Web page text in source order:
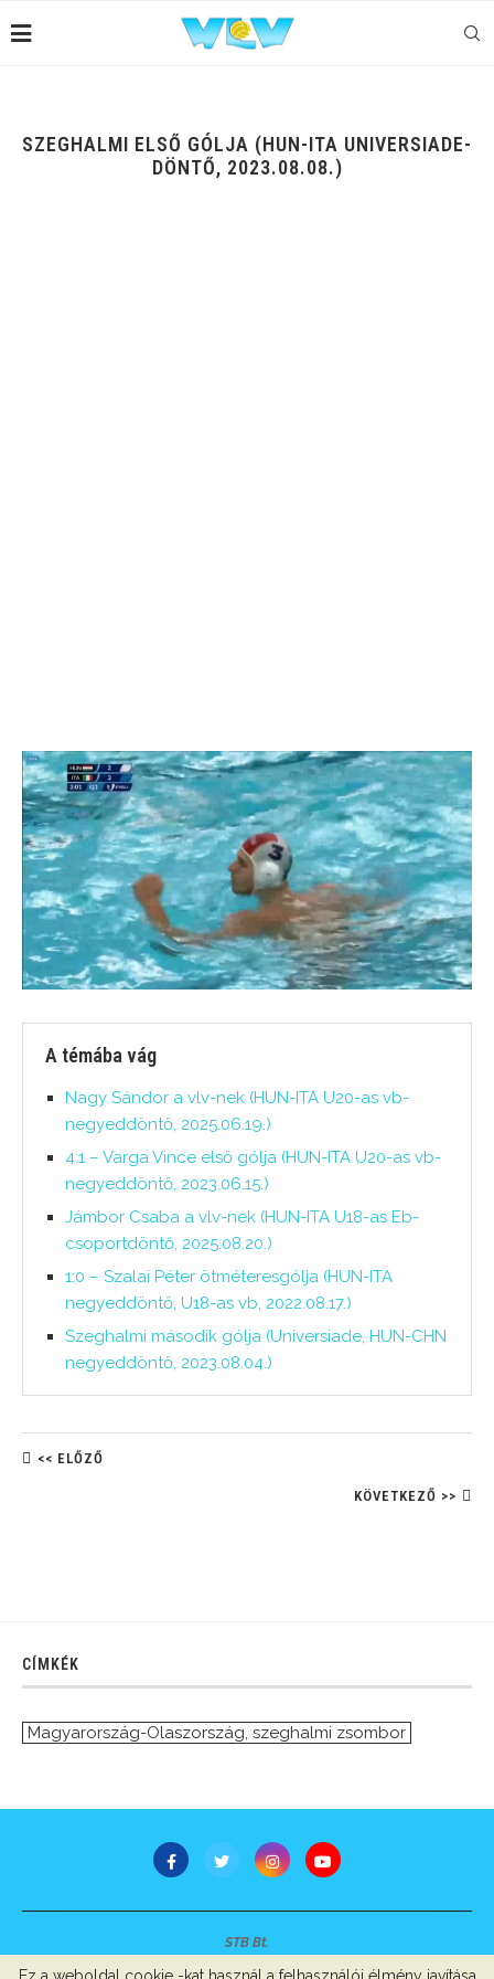
SZEGHALMI ELSŐ GÓLJA (HUN-ITA UNIVERSIADE-
DÖNTŐ, 2023.08.08.)
A témába vág
Nagy Sándor a vlv-nek (HUN-ITA U20-as vb-
negyeddöntő, 2025.06.19.)
4:1 – Varga Vince első gólja (HUN-ITA U20-as vb-
negyeddöntő, 2023.06.15.)
Jámbor Csaba a vlv-nek (HUN-ITA U18-as Eb-
csoportdöntő, 2025.08.20.)
1:0 – Szalai Péter ötméteresgólja (HUN-ITA
negyeddöntő, U18-as vb, 2022.08.17.)
Szeghalmi második gólja (Universiade, HUN-CHN
negyeddöntő, 2023.08.04.)
<< ELŐZŐ
KÖVETKEZŐ >>
CÍMKÉK
Magyarország-Olaszország szeghalmi zsombor
STB Bt.
Minden jog fenntartva © 2007-2022